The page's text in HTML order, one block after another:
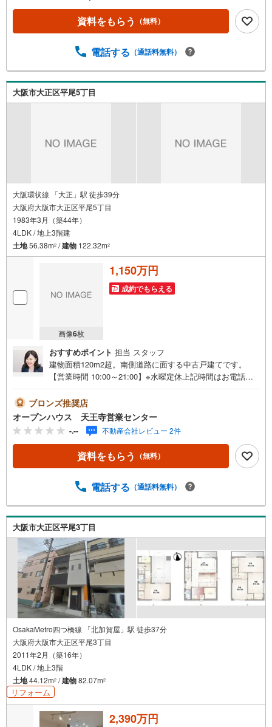
く・経験豊富なスタッフが物件詳細を丁寧にご説明いたし
ます。・車でご自宅や最寄り駅等、ご指定の場所まで送迎
P相談会 無料物件のご紹介だけでなく住宅ローン・資金
大歓迎です！年間8000棟以上の限定物件を発表しているオ
ープンハウスだから出会える物件が多数ございます。ぜひ
お気軽にご連絡・ご相談ください！※限定物件:当社のみ、
資料をもらう （無料）
電話する （通話料無料）
大阪市大正区平尾5丁目
大阪環状線 「大正」駅 徒歩39分
大阪府大阪市大正区平尾5丁目
1983年3月（築44年）
4LDK / 地上3階建
土地56.38m2 /建物 122.32m2
画像6枚
1,150万円
成約でもらえる
おすすめポイント 担当 スタッフ
建物面積120m2超。南側道路に面する中古戸建てです。
【営業時間 10:00～21:00】※水曜定休上記時間はお電話が
い！現地を見学される場合は「室内・現地を見学する（無
料）」ボタンよりご希望の日時をご記入いただけますとス
ムーズにご案内が可能です。◎現地のご案内について・平
日や夜遅い時間帯もご案内が可能 ※定休日を除く・経験豊
富なスタッフが物件詳細を丁寧にご説明いたします。・車
でご自宅や最寄り駅等、ご指定の場所まで送迎します。・
無料物件のご紹介だけでなく住宅ローン・資金のご相談、
す！年間8000棟以上の限定物件を発表しているオープンハ
ウスだから出会える物件が多数ございます。ぜひお気軽に
ご連絡・ご相談ください！※限定物件:当社のみ、もしくは
当社を含めた数社でのみご紹介可能なオープンハウス・デ
ィベロップメントの物件
ブロンズ推奨店
オープンハウス 天王寺営業センター
-.-- 不動産会社レビュー 2件
資料をもらう （無料）
電話する （通話料無料）
大阪市大正区平尾3丁目
OsakaMetro四つ橋線 「北加賀屋」駅 徒歩37分
大阪府大阪市大正区平尾3丁目
2011年2月（築16年）
4LDK / 地上3階
土地44.12m2 /建物82.07m2
リフォーム
2,390万円